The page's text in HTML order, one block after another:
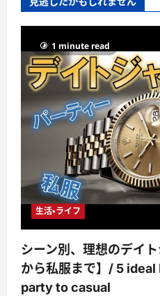
1 minute read
生活・ライフ
シーン別、理想のデイ
から私服まで】/ 5
party to casual